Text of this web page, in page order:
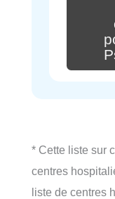
* Cette liste sur
centres
liste de centres